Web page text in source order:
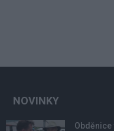
NOVINKY